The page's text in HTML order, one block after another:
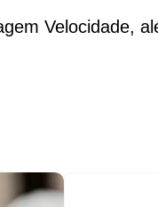
Velocidade,